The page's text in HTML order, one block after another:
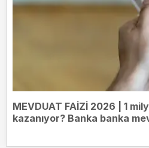
MEVDUAT FAİZİ 2026 | 1
kazanıyor? Banka banka